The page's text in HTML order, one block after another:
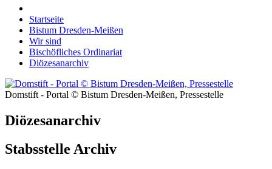
Startseite
Bistum Dresden-Meißen
Wir sind
Bischöfliches Ordinariat
Diözesanarchiv
Domstift - Portal © Bistum Dresden-Meißen, Pressestelle
Diözesanarchiv
Stabsstelle Archiv